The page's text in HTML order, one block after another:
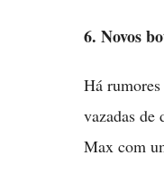
6. Novos
Há
vazadas
Max com